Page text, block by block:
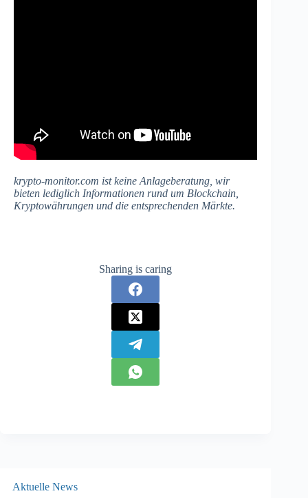
krypto-monitor.com ist keine Anlageberatung, wir
bieten lediglich Informationen rund um Blockchain,
Kryptowährungen und die entsprechenden Märkte.
Sharing is caring
Aktuelle News